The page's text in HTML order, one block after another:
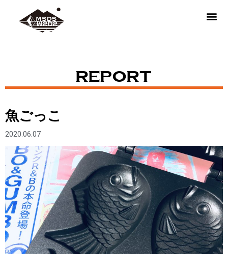
REPORT
魚ごっこ
2020.06.07